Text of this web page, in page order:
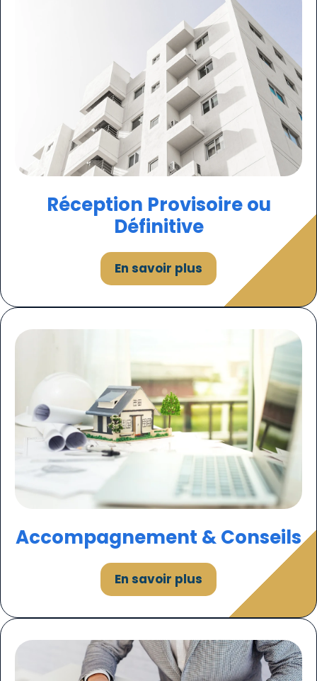
Réception Provisoire ou
Définitive
En savoir plus
Accompagnement & Conseils
En savoir plus